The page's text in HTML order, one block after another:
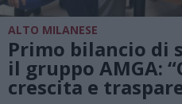
ALTO MILANESE
Primo bilancio di
il gruppo AMGA:
crescita e